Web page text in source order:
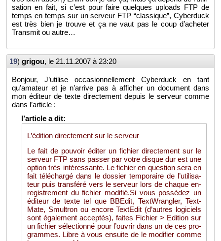
sa­tion en fait, si c’est pour faire quelques uploads FTP de
temps en temps sur un ser­veur FTP “clas­sique”, Cy­ber­duck
est très bien je trouve et ça ne vaut pas le coup d’ache­ter
Trans­mit ou autre…
19) gri­gou, le 21.11.2007 à 23:20
Bon­jour, J’uti­lise oc­ca­sion­nel­le­ment Cy­ber­duck en tant
qu’ama­teur et je n’ar­rive pas à af­fi­cher un do­cu­ment dans
mon édi­teur de texte di­rec­te­ment de­puis le ser­veur comme
dans l’ar­ticle :
L’édi­tion di­rec­te­ment sur le ser­veur
Le fait de pou­voir édi­ter un fi­chier di­rec­te­ment sur le
ser­veur FTP sans pas­ser par votre disque dur est une
op­tion très in­té­res­sante. Le fi­chier en ques­tion sera en
fait té­lé­chargé dans le dos­sier tem­po­raire de l’uti­li­sa­
teur puis trans­féré vers le ser­veur lors de chaque en­
re­gis­tre­ment du fi­chier mo­di­fié.Si vous pos­sé­dez un
édi­teur de texte tel que BBE­dit, Text­Wran­gler, Text­
Mate, Smul­tron ou en­core Tex­tE­dit (d’autres lo­gi­ciels
sont éga­le­ment ac­cep­tés), faites Fi­chier > Edi­tion sur
un fi­chier sé­lec­tionné pour l’ou­vrir dans un de ces pro­
grammes. Libre à vous en­suite de le mo­di­fier comme